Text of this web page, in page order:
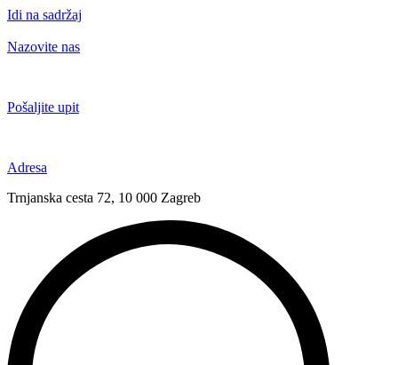
Idi na sadržaj
Nazovite nas
Pošaljite upit
Adresa
Trnjanska cesta 72, 10 000 Zagreb